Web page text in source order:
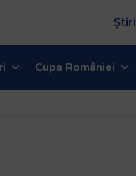
Știri
Cupa României